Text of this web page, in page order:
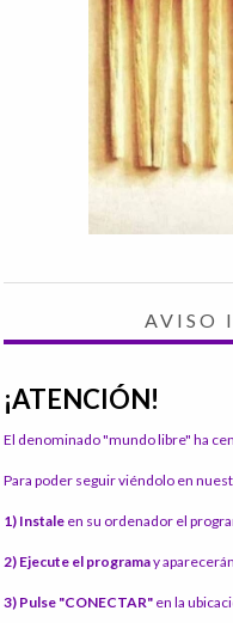
AVISO
¡ATENCIÓN!
El denominado "mundo libre" ha
Para poder seguir viéndolo en
1) Instale en su ordenador el
2) Ejecute el programay
3) Pulse "CONECTAR" en la